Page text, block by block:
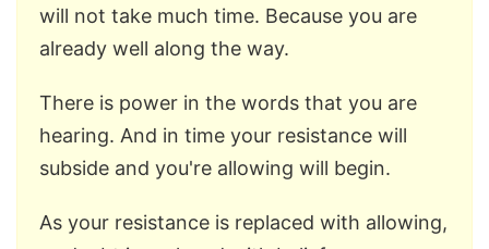
will not take much time. Because you are
already well along the way.
There is power in the words that you are
hearing. And in time your resistance will
subside and you're allowing will begin.
As your resistance is replaced with allowing,